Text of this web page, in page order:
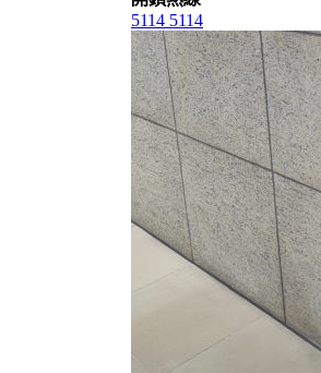
5114 5114